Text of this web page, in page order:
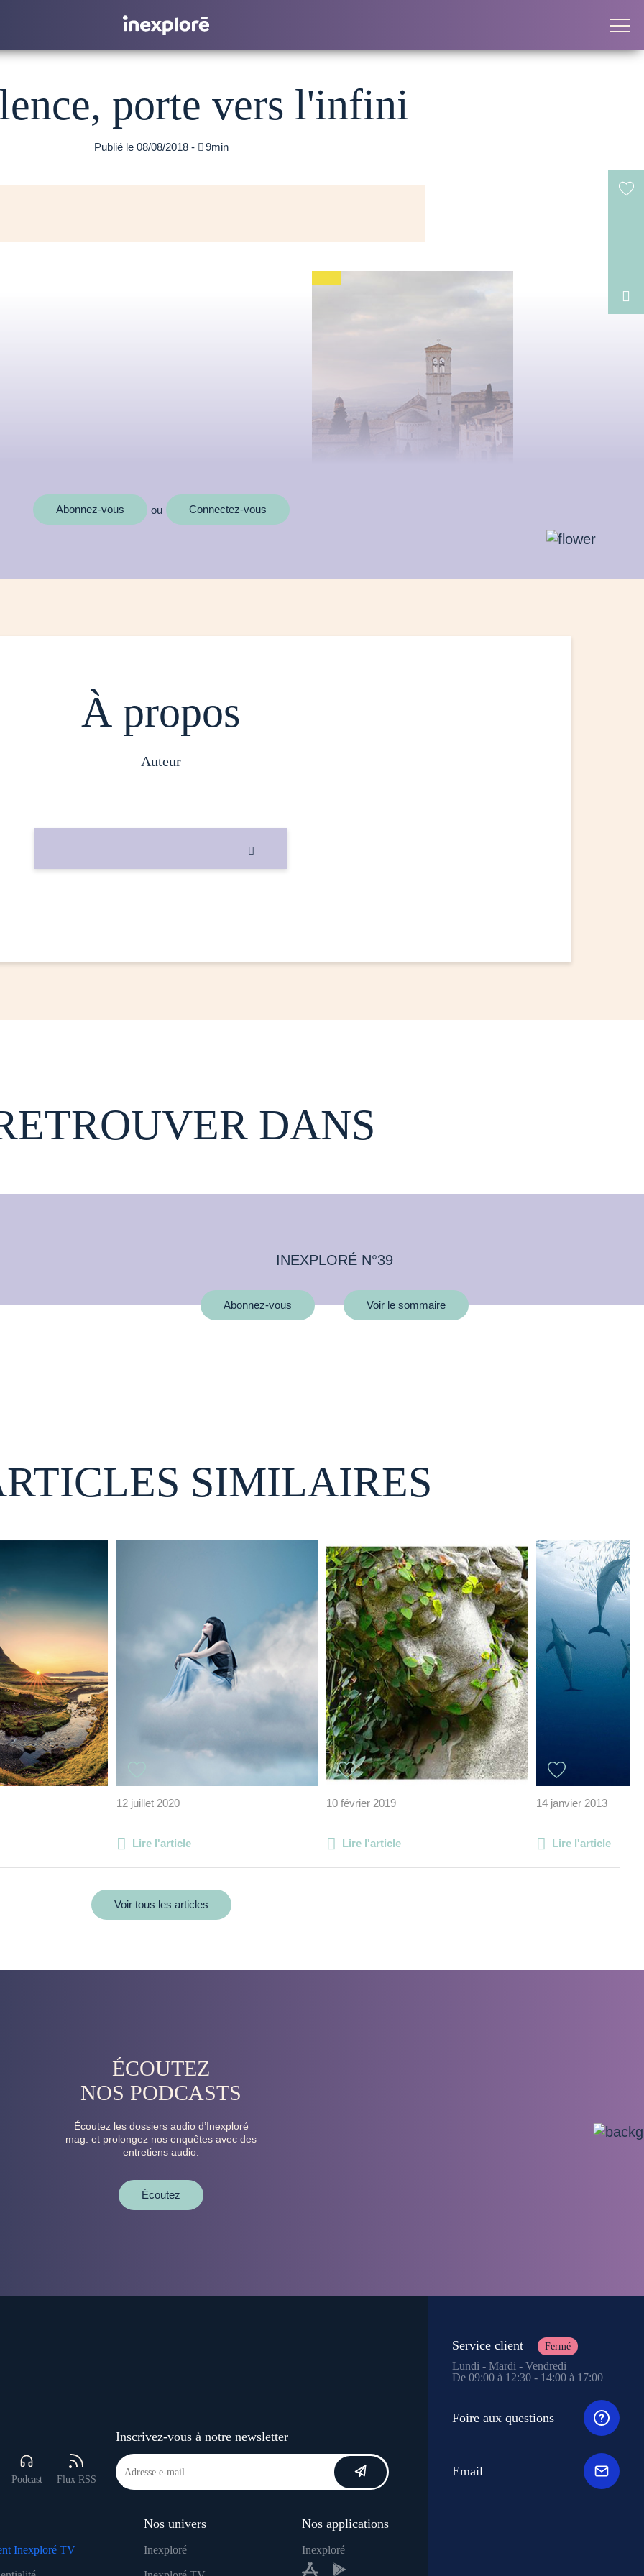
porte vers l'infini
Publié le 08/08/2018 - 9min

Abonnez-vous ou Connectez-vous
À propos
auteur

DANS
INEXPLORÉ N°39
Abonnez-vous Voir le sommaire
SIMILAIRES
12 juillet 2020
Lire l'article
10 février 2019
Lire l'article
14 janvier 2013
Lire l'article
Voir tous les articles
ÉCOUTEZ
NOS PODCASTS
Écoutez les dossiers audio d’Inexploré
mag. et prolongez nos enquêtes avec des
entretiens audio.
Écoutez
Podcast Flux RSS
Inscrivez-vous à notre newsletter
Inexploré TV
Nos univers
Inexploré
Nos applications
Inexploré
Service client Fermé
Lundi - Mardi - Vendredi
De 09:00 à 12:30 - 14:00 à 17:00
Foire aux questions
Email